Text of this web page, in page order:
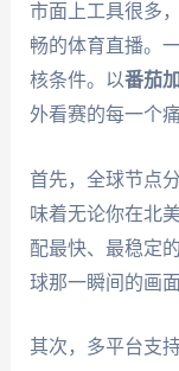
市面上工具很多
畅的体育直播。
核条件。以番茄
外看赛的每一个痛
首先，全球节点
味着无论你在北
配最快、最稳定
球那一瞬间的画
其次，多平台支